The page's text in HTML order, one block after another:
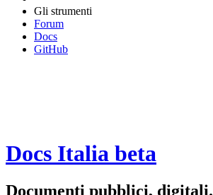
Gli strumenti
Forum
Docs
GitHub
Docs Italia beta
Documenti pubblici, digitali.